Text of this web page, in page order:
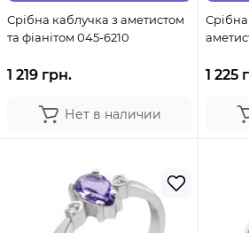
Срібна каблучка з аметистом
та фіанітом 045-6210
1 219 грн.
Нет в наличии
1 225